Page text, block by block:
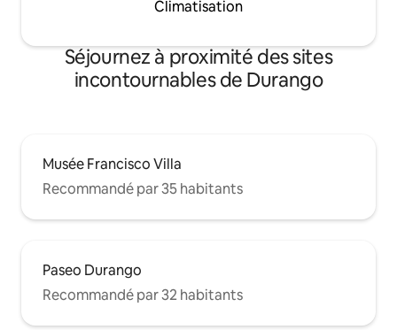
Climatisation
Séjournez à proximité des sites
incontournables de Durango
Musée Francisco Villa
Recommandé par 35 habitants
Paseo Durango
Recommandé par 32 habitants